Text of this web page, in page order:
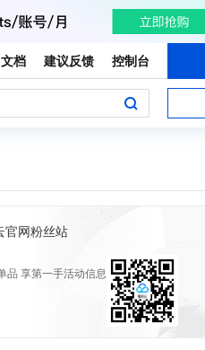
文档 建议反馈 控制台
官网粉丝站
品 享第一手活动信息